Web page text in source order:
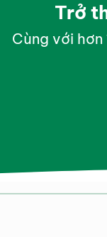
Trở
Cùng với hơn